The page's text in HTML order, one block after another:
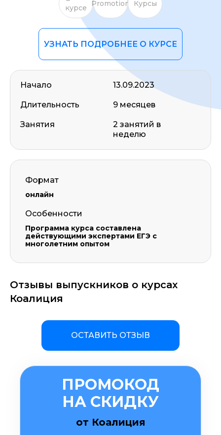
курсе
Promotion Курсы
УЗНАТЬ ПОДРОБНЕЕ О КУРСЕ
Начало
Длительность
Занятия
13.09.2023
9 месяцев
2 занятий в
неделю
Формат
онлайн
Особенности
Программа курса составлена
действующими экспертами ЕГЭ с
многолетним опытом
Отзывы выпускников о курсах
Коалиция
ОСТАВИТЬ ОТЗЫВ
ПРОМОКОД
НА СКИДКУ
от Коалиция